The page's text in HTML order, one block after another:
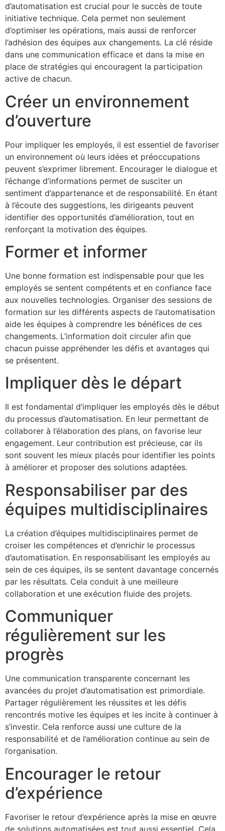
d’automatisation est crucial pour le succès de toute
initiative technique. Cela permet non seulement
d’optimiser les opérations, mais aussi de renforcer
l’adhésion des équipes aux changements. La clé réside
dans une communication efficace et dans la mise en
place de stratégies qui encouragent la participation
active de chacun.
Créer un environnement
d’ouverture
Pour impliquer les employés, il est essentiel de favoriser
un environnement où leurs idées et préoccupations
peuvent s’exprimer librement. Encourager le dialogue et
l’échange d’informations permet de susciter un
sentiment d’appartenance et de responsabilité. En étant
à l’écoute des suggestions, les dirigeants peuvent
identifier des opportunités d’amélioration, tout en
renforçant la motivation des équipes.
Former et informer
Une bonne formation est indispensable pour que les
employés se sentent compétents et en confiance face
aux nouvelles technologies. Organiser des sessions de
formation sur les différents aspects de l’automatisation
aide les équipes à comprendre les bénéfices de ces
changements. L’information doit circuler afin que
chacun puisse appréhender les défis et avantages qui
se présentent.
Impliquer dès le départ
Il est fondamental d’impliquer les employés dès le début
du processus d’automatisation. En leur permettant de
collaborer à l’élaboration des plans, on favorise leur
engagement. Leur contribution est précieuse, car ils
sont souvent les mieux placés pour identifier les points
à améliorer et proposer des solutions adaptées.
Responsabiliser par des
équipes multidisciplinaires
La création d’équipes multidisciplinaires permet de
croiser les compétences et d’enrichir le processus
d’automatisation. En responsabilisant les employés au
sein de ces équipes, ils se sentent davantage concernés
par les résultats. Cela conduit à une meilleure
collaboration et une exécution fluide des projets.
Communiquer
régulièrement sur les
progrès
Une communication transparente concernant les
avancées du projet d’automatisation est primordiale.
Partager régulièrement les réussites et les défis
rencontrés motive les équipes et les incite à continuer à
s’investir. Cela renforce aussi une culture de la
responsabilité et de l’amélioration continue au sein de
l’organisation.
Encourager le retour
d’expérience
Favoriser le retour d’expérience après la mise en œuvre
de solutions automatisées est tout aussi essentiel. Cela